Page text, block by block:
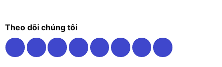
Theo dõi chúng tôi